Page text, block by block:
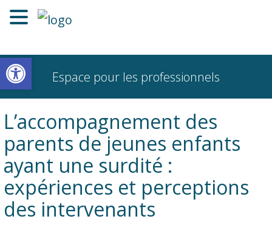
Espace pour les professionnels
L’accompagnement des
parents de jeunes enfants
ayant une surdité :
expériences et perceptions
des intervenants
Ouvrir la barre d’outils